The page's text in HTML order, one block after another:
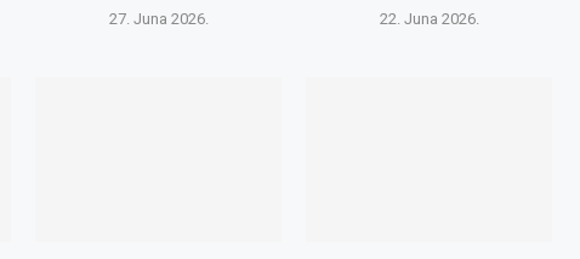
27. Juna 2026. 22. Juna 2026.